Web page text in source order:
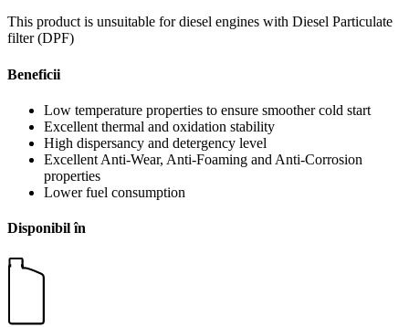
This product is unsuitable for diesel engines with Diesel Particulate
filter (DPF)
Beneficii
Low temperature properties to ensure smoother cold start
Excellent thermal and oxidation stability
High dispersancy and detergency level
Excellent Anti-Wear, Anti-Foaming and Anti-Corrosion
properties
Lower fuel consumption
Disponibil în